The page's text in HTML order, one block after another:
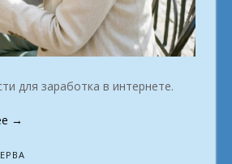
для заработка в интернете.
«Удалёнка
дома
→